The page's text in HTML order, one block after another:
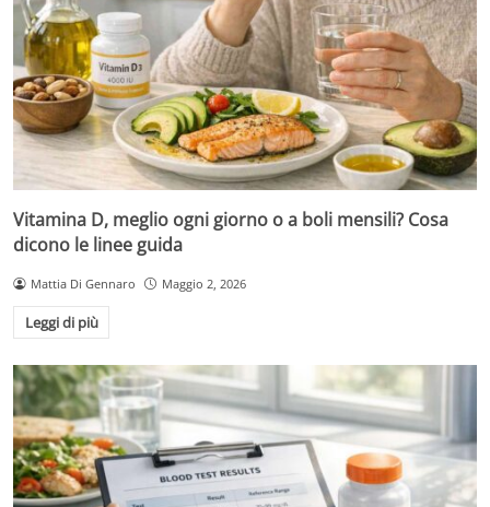
Vitamina D, meglio ogni giorno o a boli mensili? Cosa
dicono le linee guida
Mattia Di Gennaro Maggio 2, 2026
Leggi di più